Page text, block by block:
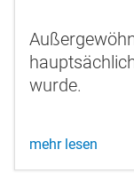
wurde.
mehr lesen